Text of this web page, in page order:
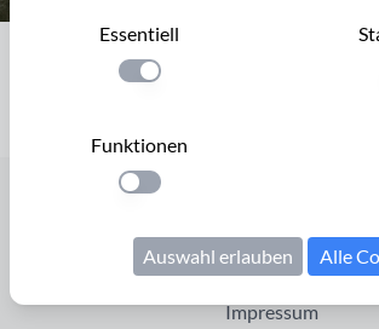
Cookies verwalten
Kontakt
Impressum
Essentiell
Einstellung anwenden
Funktionen
Einstellung anwenden
Auswahl erlauben Alle